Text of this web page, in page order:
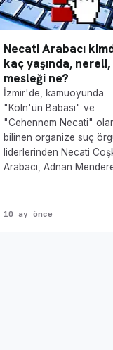
Necati Arabacı
kaç yaşında, nereli,
mesleği ne?
İzmir'de, kamuoyunda
"Köln'ün Babası" ve
"Cehennem Necati"
bilinen organize suç
liderlerinden Necati
Arabacı, Adnan
10 ay önce